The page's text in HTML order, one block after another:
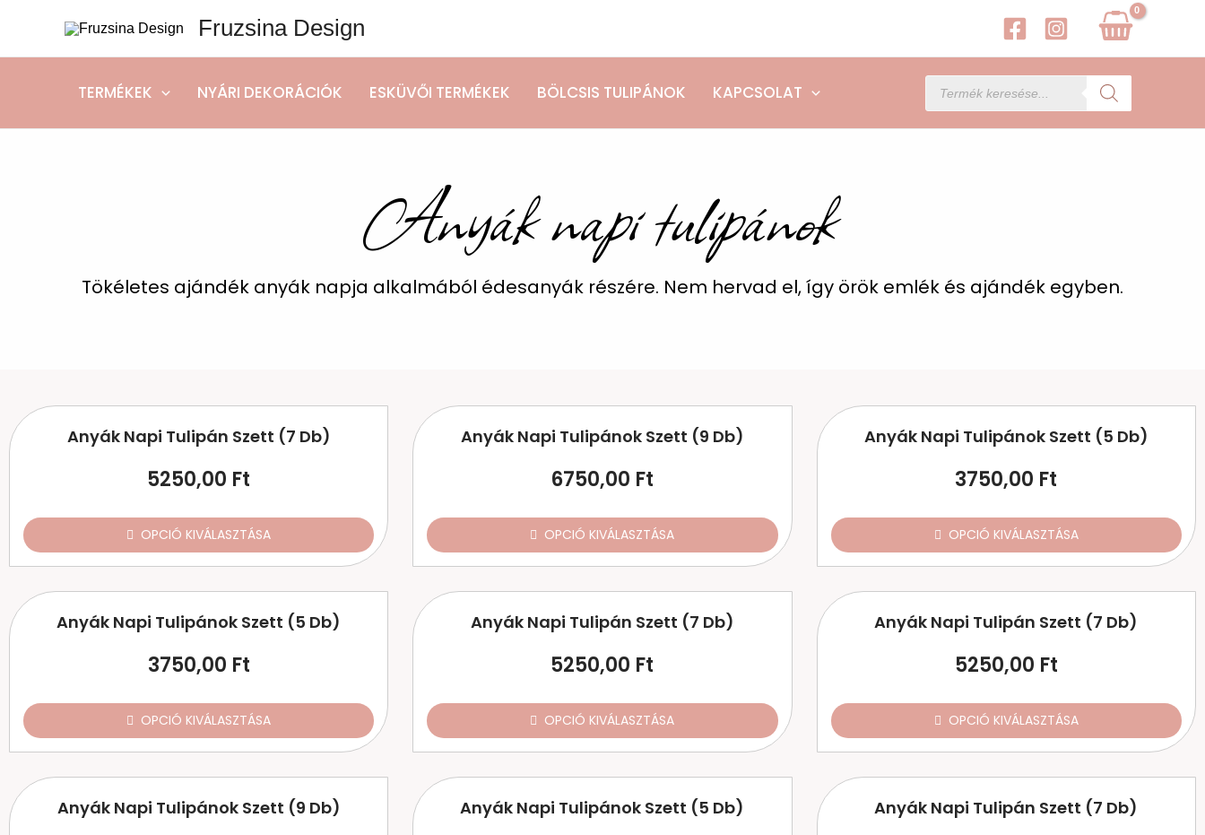
content
Fruzsina Design
TERMÉKEK NYÁRI DEKORÁCIÓK ESKÜVŐI TERMÉKEK BÖLCSIS TULIPÁNOK KAPCSOLAT
Products
search
Anyák napi tulipánok
Tökéletes ajándék anyák napja alkalmából édesanyák részére. Nem hervad el, így örök emlék és ajándék egyben.
Anyák Napi Tulipán Szett (7 Db)
5250,00 Ft
OPCIÓ KIVÁLASZTÁSA
Anyák Napi Tulipánok Szett (9 Db)
6750,00 Ft
OPCIÓ KIVÁLASZTÁSA
Anyák Napi Tulipánok Szett (5 Db)
3750,00 Ft
OPCIÓ KIVÁLASZTÁSA
Anyák Napi Tulipánok Szett (5 Db)
3750,00 Ft
OPCIÓ KIVÁLASZTÁSA
Anyák Napi Tulipán Szett (7 Db)
5250,00 Ft
OPCIÓ KIVÁLASZTÁSA
Anyák Napi Tulipán Szett (7 Db)
5250,00 Ft
OPCIÓ KIVÁLASZTÁSA
Anyák Napi Tulipánok Szett (9 Db) Anyák Napi Tulipánok Szett (5 Db) Anyák Napi Tulipán Szett (7 Db)